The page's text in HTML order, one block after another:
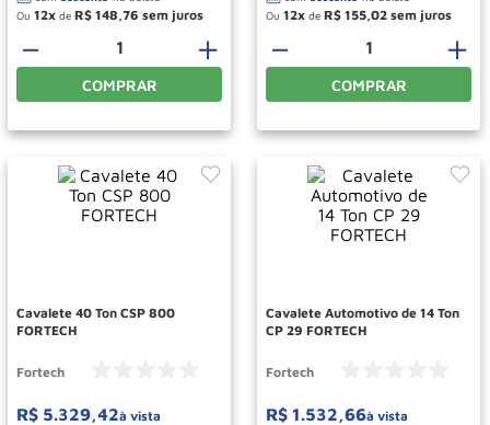
Ou 12 de R$ 148,76
＋
－
COMPRAR
Ou 12 de R$ 155,02
＋
－
COMPRAR
Cavalete 40 Ton CSP 800
FORTECH
Fortech
R$ 5.329,42à vista
Cavalete Automotivo de 14 Ton
CP 29 FORTECH
Fortech
R$ 1.532,66à vista